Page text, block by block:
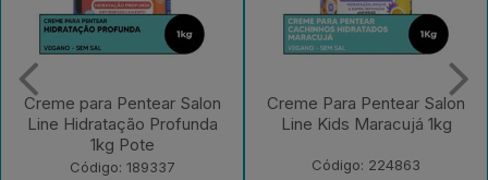
Creme Para Pentear Salon
Line Kids Maracujá 1kg
Código: 224863
Creme Para Pentear Salon
Line Condicionador +
Código: 219430